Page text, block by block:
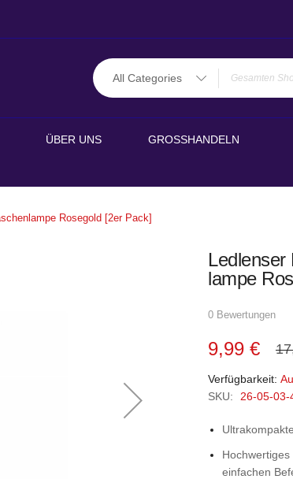
All Categories
ÜBER UNS GROSSHANDELN
Rosegold [2er Pack]
lam­pe
0 Bewertungen
9,99 €
Verfügbarkeit:
SKU:
26-05-03-
einfachen